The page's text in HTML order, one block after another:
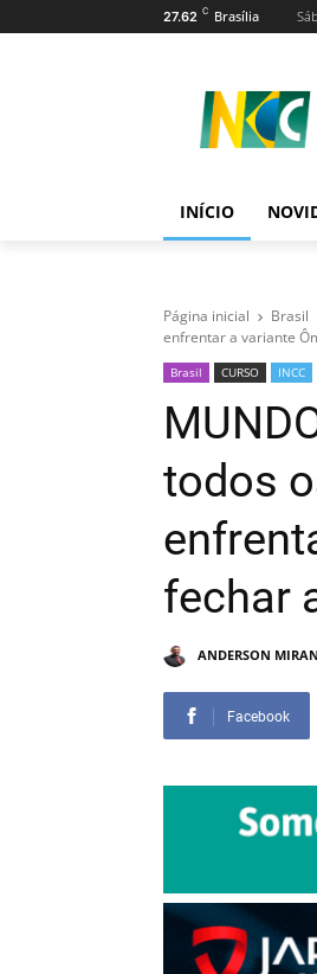
27.62 C Brasília
INÍCIO
Página inicial Brasil
enfrentar a variante
Brasil CURSO INCC
todos
fechar
ANDERSON
Facebook